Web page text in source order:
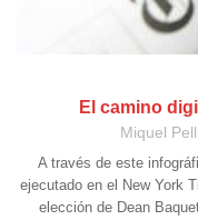
El camino
Miquel
A través de este
ejecutado en el New York
elección de Dean